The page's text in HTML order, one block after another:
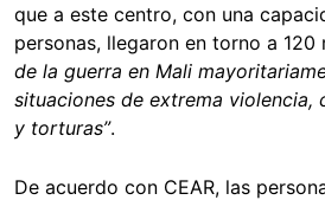
que a este centro, con una
personas, llegaron en torno a 120
de la guerra en Mali
situaciones de extrema violencia,
y torturas”.
De acuerdo con CEAR, las